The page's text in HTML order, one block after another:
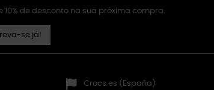
de desconto na sua próxima compra.
se já!
Crocs.es (España)